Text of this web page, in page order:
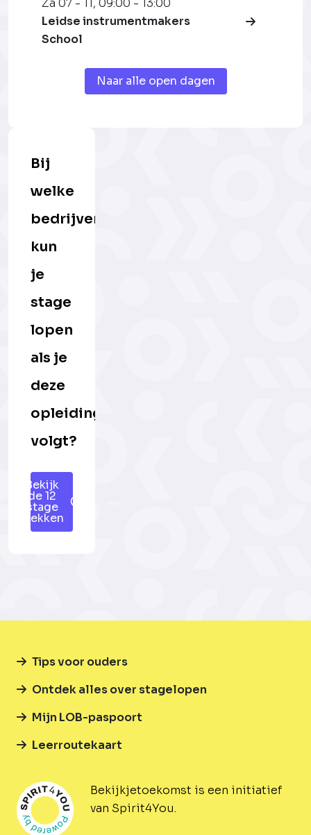
Leidse instrumentmakers
School
Naar alle open dagen
Bij
welke
bedrijven
kun
je
stage
lopen
als je
deze
opleiding
volgt?
Bekijk
de 12
stage
plekken
Bekijkjetoekomst is een initiatief
van Spirit4You.
Tips voor ouders
Ontdek alles over stagelopen
Mijn LOB-paspoort
Leerroutekaart